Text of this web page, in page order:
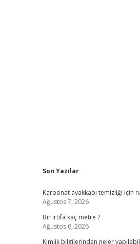
Sidebar
Son Yazılar
Karbonat ayakkabı temizliği için
Ağustos 7, 2026
Bir irtifa kaç metre ?
Ağustos 6, 2026
Kimlik bilgilerinden neler